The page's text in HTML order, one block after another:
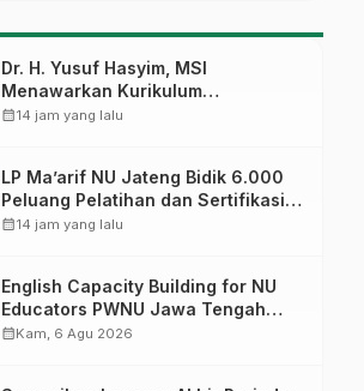
Dr. H. Yusuf Hasyim, MSI
Menawarkan Kurikulum
Diversifikasi, Harapan Baru dalam
calendar_month14 jam yang lalu
LP Ma’arif NU Jateng Bidik 6.000
Peluang Pelatihan dan Sertifikasi
bagi Lulusan SMK
calendar_month14 jam yang lalu
English Capacity Building for NU
Educators PWNU Jawa Tengah
Batch#4; Membuka Jalan Menuju
calendar_monthKam, 6 Agu 2026